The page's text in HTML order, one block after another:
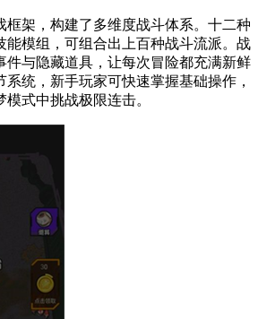
框架，构建了多维度战斗体系。十二种
能模组，可组合出上百种战斗流派。战
件与隐藏道具，让每次冒险都充满新鲜
统，新手玩家可快速掌握基础操作，
式中挑战极限连击。